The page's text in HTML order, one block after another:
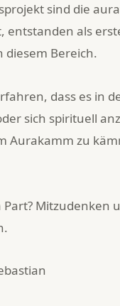
sind die
entstanden als
diesem Bereich.
dass es in
sich spirituell
Aurakamm zu
Part? Mitzudenken